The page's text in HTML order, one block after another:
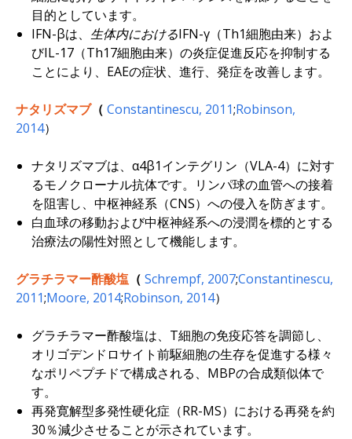
目的としています。
IFN-βは、 生体内におけるIFN-γ（Th1細胞由来）およ
びIL-17（Th17細胞由来）の炎症促進反応を抑制する
ことにより、EAEの症状、進行、発症を改善します。
ナタリズマブ（ Constantinescu, 2011;Robinson,
2014）
ナタリズマブは、α4β1インテグリン（VLA-4）に対す
るモノクローナル抗体です。リンパ球の血管への接着
を阻害し、中枢神経系（CNS）への侵入を防ぎます。
白血球の移動および中枢神経系への浸潤を標的とする
治療法の陽性対照として機能します。
グラチラマー酢酸塩 （ Schrempf, 2007;Constantinescu,
2011;Moore, 2014;Robinson, 2014）
グラチラマー酢酸塩は、T細胞の免疫応答を調節し、
オリゴデンドロサイト前駆細胞の生存を促進する様々
なポリペプチドで構成される、MBPの合成類似体で
す。
再発寛解型多発性硬化症（RR-MS）における再発を約
30％減少させることが示されています。